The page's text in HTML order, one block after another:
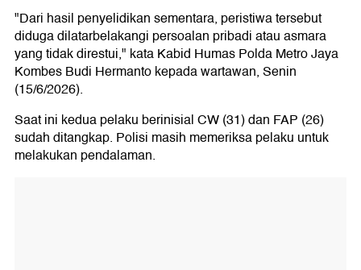
"Dari hasil penyelidikan sementara, peristiwa tersebut
diduga dilatarbelakangi persoalan pribadi atau asmara
yang tidak direstui," kata Kabid Humas Polda Metro Jaya
Kombes Budi Hermanto kepada wartawan, Senin
(15/6/2026).
Saat ini kedua pelaku berinisial CW (31) dan FAP (26)
sudah ditangkap. Polisi masih memeriksa pelaku untuk
melakukan pendalaman.